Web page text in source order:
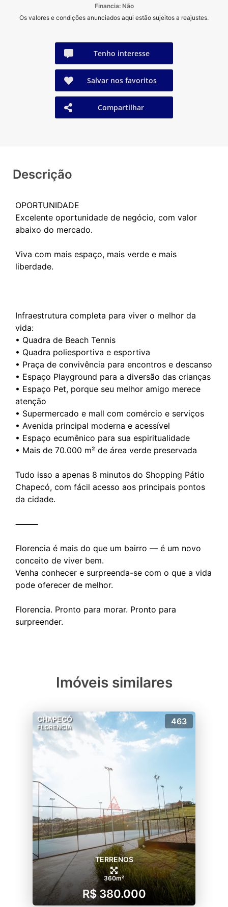
Financia: Não
Os valores e condições anunciados aqui estão sujeitos a reajustes.
Tenho interesse
Salvar nos favoritos
Compartilhar
Descrição
OPORTUNIDADE
Excelente oportunidade de negócio, com valor
abaixo do mercado.
Viva com mais espaço, mais verde e mais
liberdade.
Infraestrutura completa para viver o melhor da
vida:
• Quadra de Beach Tennis
• Quadra poliesportiva e esportiva
• Praça de convivência para encontros e descanso
• Espaço Playground para a diversão das crianças
• Espaço Pet, porque seu melhor amigo merece
atenção
• Supermercado e mall com comércio e serviços
• Avenida principal moderna e acessível
• Espaço ecumênico para sua espiritualidade
• Mais de 70.000 m² de área verde preservada
Tudo isso a apenas 8 minutos do Shopping Pátio
Chapecó, com fácil acesso aos principais pontos
da cidade.
⸻
Florencia é mais do que um bairro — é um novo
conceito de viver bem.
Venha conhecer e surpreenda-se com o que a vida
pode oferecer de melhor.
Florencia. Pronto para morar. Pronto para
Imóveis similares
CHAPECÓ
FLORENCIA
463
TERRENOS
360m²
R$ 380.000